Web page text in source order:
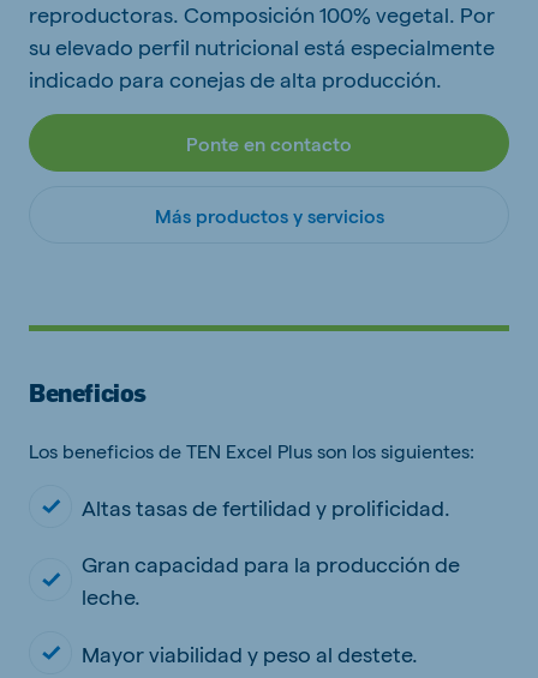
reproductoras. Composición 100% vegetal. Por
su elevado perfil nutricional está especialmente
indicado para conejas de alta producción.
Ponte en contacto
Más productos y servicios
Beneficios
Los beneficios de TEN Excel Plus son los siguientes:
Altas tasas de fertilidad y prolificidad.
Gran capacidad para la producción de
leche.
Mayor viabilidad y peso al destete.